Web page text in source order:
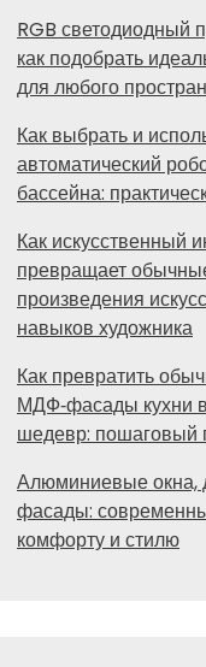
RGB светодиодный
как подобрать
для любого
Как выбрать и
автоматический
бассейна:
Как искусственный
превращает
произведения
навыков художника
Как превратить
МДФ‑фасады кухни
шедевр: пошаговый
Алюминиевые окна,
фасады:
комфорту и стилю